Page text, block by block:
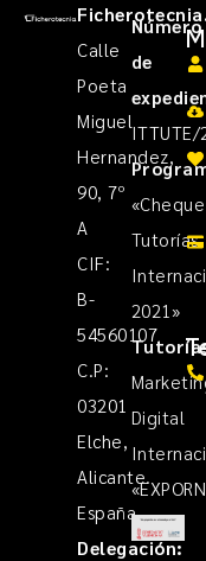
Calle
Poeta
Miguel
Hernandez,
90, 7º
A
CIF:
B-
54560107
C.P:
03201
Elche,
Alicante.
España
Delegación:
Número
de
«Cheque
Tutorías
2021»
Digital